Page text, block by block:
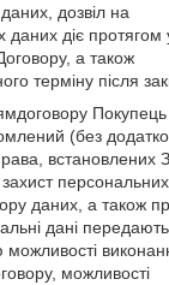
даних, дозвіл на
діє протягом
а також
терміну після
(без
встановлених
персональних
даних, а також
дані
можливості